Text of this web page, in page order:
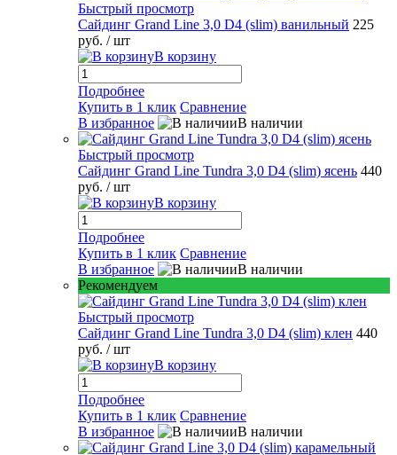
Быстрый просмотр
Сайдинг Grand Line 3,0 D4 (slim) ванильный 225
руб. / шт
В корзину
Подробнее
Купить в 1 клик Сравнение
В избранное
В наличии
Быстрый просмотр
Сайдинг Grand Line Tundra 3,0 D4 (slim) ясень 440
руб. / шт
В корзину
Подробнее
Купить в 1 клик Сравнение
В избранное
В наличии
Рекомендуем
Быстрый просмотр
Сайдинг Grand Line Tundra 3,0 D4 (slim) клен 440
руб. / шт
В корзину
Подробнее
Купить в 1 клик Сравнение
В избранное
В наличии